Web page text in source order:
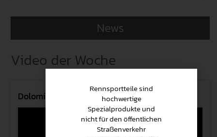
News
Video der Woche
Dolomiti Engine Formula GT
Rennsportteile sind
hochwertige
Spezialprodukte und
nicht für den öffentlichen
Straßenverkehr